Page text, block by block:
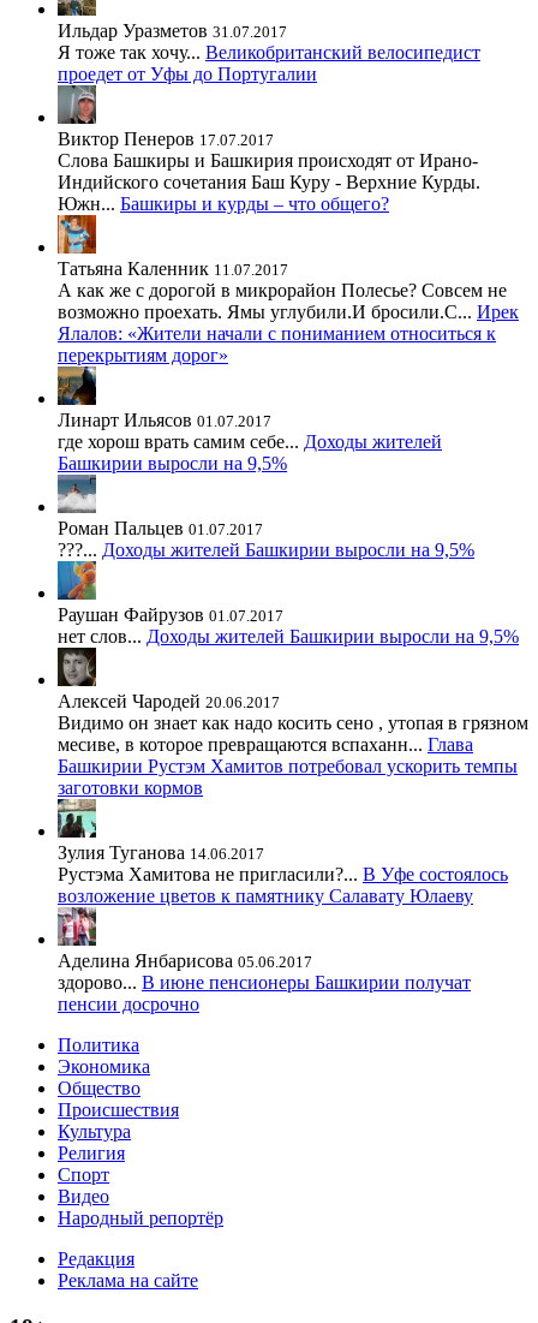
Ильдар Уразметов 31.07.2017
Я тоже так хочу... Великобританский велосипедист
проедет от Уфы до Португалии
Виктор Пенеров 17.07.2017
Слова Башкиры и Башкирия происходят от Ирано-
Индийского сочетания Баш Куру - Верхние Курды.
Южн... Башкиры и курды – что общего?
Татьяна Каленник 11.07.2017
А как же с дорогой в микрорайон Полесье? Совсем не
возможно проехать. Ямы углубили.И бросили.С... Ирек
Ялалов: «Жители начали с пониманием относиться к
перекрытиям дорог»
Линарт Ильясов 01.07.2017
где хорош врать самим себе... Доходы жителей
Башкирии выросли на 9,5%
Роман Пальцев 01.07.2017
???... Доходы жителей Башкирии выросли на 9,5%
Раушан Файрузов 01.07.2017
нет слов... Доходы жителей Башкирии выросли на 9,5%
Алексей Чародей 20.06.2017
Видимо он знает как надо косить сено , утопая в грязном
месиве, в которое превращаются вспаханн... Глава
Башкирии Рустэм Хамитов потребовал ускорить темпы
заготовки кормов
Зулия Туганова 14.06.2017
Рустэма Хамитова не пригласили?... В Уфе состоялось
возложение цветов к памятнику Салавату Юлаеву
Аделина Янбарисова 05.06.2017
здорово... В июне пенсионеры Башкирии получат
пенсии досрочно
Политика
Экономика
Общество
Происшествия
Культура
Религия
Спорт
Видео
Народный репортёр
Редакция
Реклама на сайте